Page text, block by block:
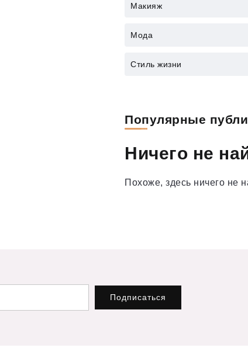
Макияж
Мода
Стиль жизни
Популярные
Ничего не
Похоже, здесь ничего не
Подписаться